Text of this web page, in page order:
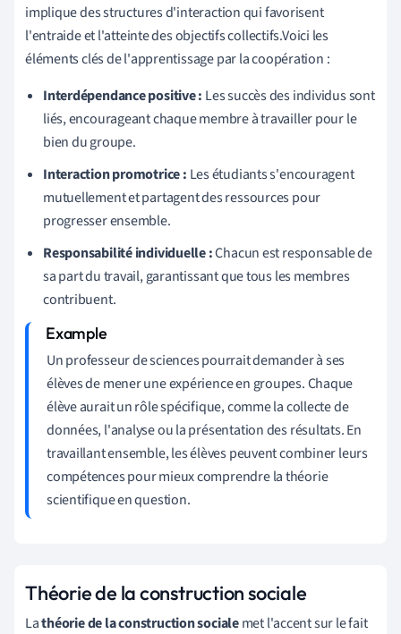
implique des structures d'interaction qui favorisent
l'entraide et l'atteinte des objectifs collectifs.Voici les
éléments clés de l'apprentissage par la coopération :
Interdépendance positive : Les succès des individus sont
liés, encourageant chaque membre à travailler pour le
bien du groupe.
Interaction promotrice : Les étudiants s'encouragent
mutuellement et partagent des ressources pour
progresser ensemble.
Responsabilité individuelle :Chacun est responsable de
sa part du travail, garantissant que tous les membres
contribuent.
Un professeur de sciences pourrait demander à ses
élèves de mener une expérience en groupes. Chaque
élève aurait un rôle spécifique, comme la collecte de
données, l'analyse ou la présentation des résultats. En
travaillant ensemble, les élèves peuvent combiner leurs
compétences pour mieux comprendre la théorie
scientifique en question.
Théorie de la construction sociale
Lathéorie de la construction socialemet l'accent sur le fait